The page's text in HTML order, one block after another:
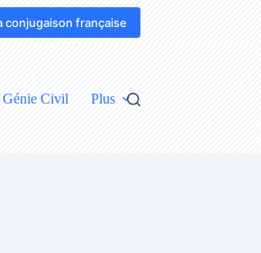
conjugaison française
Génie Civil Plus